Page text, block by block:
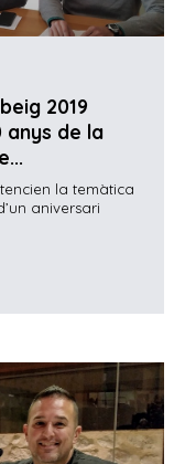
2019
de la
la temàtica
aniversari